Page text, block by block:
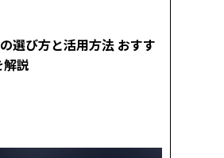
選び方と活用方法 おすす
説